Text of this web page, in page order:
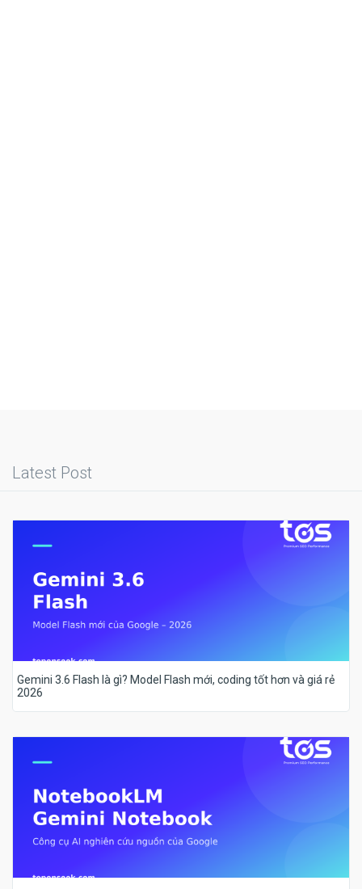
Latest Post
Gemini 3.6 Flash là gì? Model Flash mới, coding tốt hơn và giá rẻ
2026